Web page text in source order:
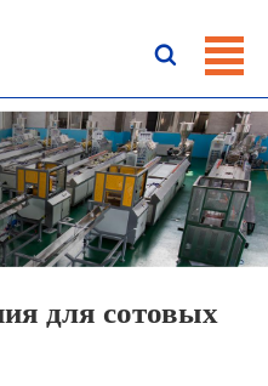

для сотовых